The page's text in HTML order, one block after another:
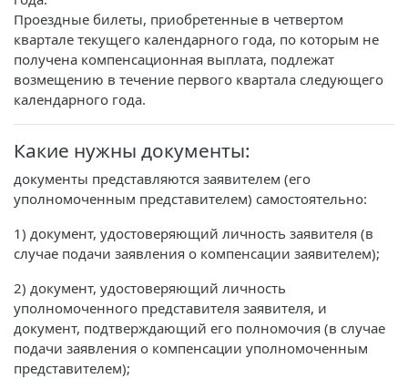
Проездные билеты, приобретенные в четвертом
квартале текущего календарного года, по которым не
получена компенсационная выплата, подлежат
возмещению в течение первого квартала следующего
календарного года.
Какие нужны документы:
документы представляются заявителем (его
уполномоченным представителем) самостоятельно:
1) документ, удостоверяющий личность заявителя (в
случае подачи заявления о компенсации заявителем);
2) документ, удостоверяющий личность
уполномоченного представителя заявителя, и
документ, подтверждающий его полномочия (в случае
подачи заявления о компенсации уполномоченным
представителем);